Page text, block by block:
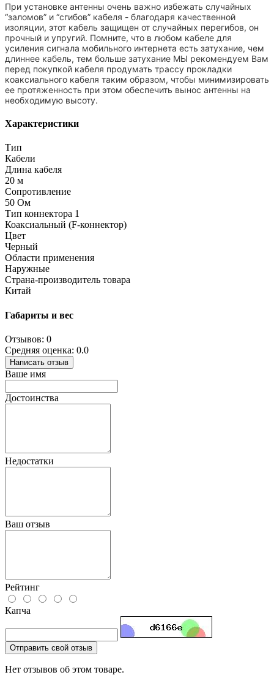
При установке антенны очень важно избежать случайных
“заломов” и “сгибов” кабеля - благодаря качественной
изоляции, этот кабель защищен от случайных перегибов, он
прочный и упругий. Помните, что в любом кабеле для
усиления сигнала мобильного интернета есть затухание, чем
длиннее кабель, тем больше затухание МЫ рекомендуем Вам
перед покупкой кабеля продумать трассу прокладки
коаксиального кабеля таким образом, чтобы минимизировать
ее протяженность при этом обеспечить вынос антенны на
необходимую высоту.
Характеристики
Тип
Кабели
Длина кабеля
20 м
Сопротивление
50 Ом
Тип коннектора 1
Коаксиальный (F-коннектор)
Цвет
Черный
Области применения
Наружные
Страна-производитель товара
Китай
Габариты и вес
Отзывов: 0
Средняя оценка: 0.0
Написать отзыв
Ваше имя
Достоинства
Недостатки
Ваш отзыв
Рейтинг
Капча
Отправить свой отзыв
Нет отзывов об этом товаре.